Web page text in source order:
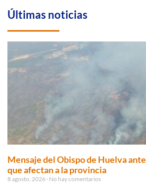
Últimas noticias
Mensaje del Obispo de Huelva
que afectan a la provincia
8 agosto, 2026 No hay comentarios